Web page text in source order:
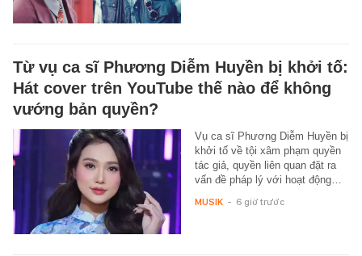
Từ vụ ca sĩ Phương Diễm Huyền bị khởi tố:
Hát cover trên YouTube thế nào để không
vướng bản quyền?
Vụ ca sĩ Phương Diễm Huyền bị
khởi tố về tội xâm phạm quyền
tác giả, quyền liên quan đặt ra
vấn đề pháp lý với hoạt động…
MUSIK - 6 giờ trước